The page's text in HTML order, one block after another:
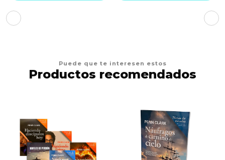
Puede que te interesen estos
Productos recomendados